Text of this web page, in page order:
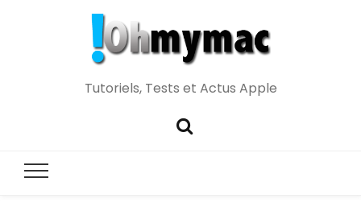
Tutoriels, Tests et Actus Apple